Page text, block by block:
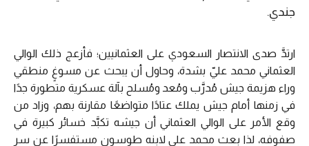
جندي.
ارتدَّ صدى الانتصار السعودي على العثمانيين؛ فأزعج ذلك الوالي
العثماني محمد عليّ بشدة، وحاول أن يبحث عن مسوغٍ منطقي
وراء هزيمة جيش مُدرَّب ومُعد ومُسلح بآلة عسكرية متطورة جدًا
في زمنها أمام جيش يملك عتادًا متواضعًا مقارنة بهم، وزاد من
وقع الأمر على الوالي العثماني أن جيشه تكبَّد خسائر كبيرة في
صفوفه، لذا بعث محمد علي لابنه طوسون مستفسرًا عن سر